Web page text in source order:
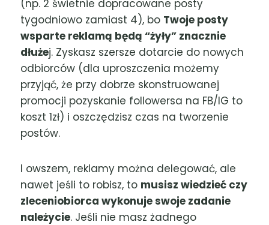
(np. 2 świetnie dopracowane posty
tygodniowo zamiast 4), bo Twoje posty
wsparte reklamą będą “żyły” znacznie
dłużej. Zyskasz szersze dotarcie do nowych
odbiorców (dla uproszczenia możemy
przyjąć, że przy dobrze skonstruowanej
promocji pozyskanie followersa na FB/IG to
koszt 1zł) i oszczędzisz czas na tworzenie
postów.
I owszem, reklamy można delegować, ale
nawet jeśli to robisz, to musisz wiedzieć czy
zleceniobiorca wykonuje swoje zadanie
należycie. Jeśli nie masz żadnego